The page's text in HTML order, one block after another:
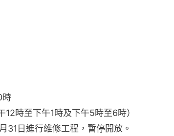
31日進行維修工程，暫停開放。
三節重開。
52號